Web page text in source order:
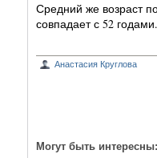
Средний же возраст
совпадает с 52 годами.
Анастасия Круглова
Могут быть интересны: